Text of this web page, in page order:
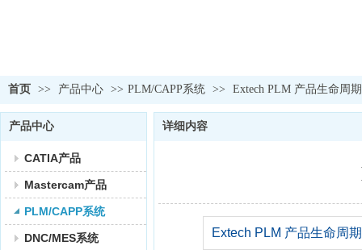
首页 >> 产品中心 >> PLM/CAPP系统 >> Extech PLM 产品生命周
产品中心
CATIA产品
Mastercam产品
PLM/CAPP系统
DNC/MES系统
详细内容
Extech PLM 产品生命